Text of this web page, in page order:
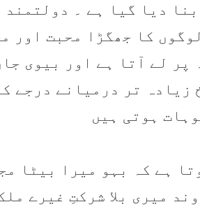
ديا گيا ہے ۔
کا جھگڑا محبت اور
پر لے آتا ہے اور بيوی
زيادہ تر درميانے درجے
ہوتی ہيں
ہے کہ بہو ميرا بيٹا
ميری بلا شرکتِ غیرے